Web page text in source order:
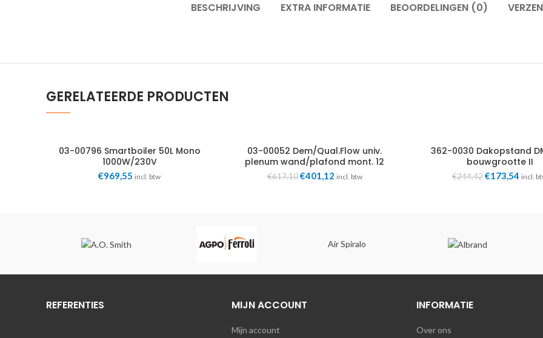
BESCHRIJVING EXTRA INFORMATIE BEOORDELINGEN (0)
GERELATEERDE PRODUCTEN
03-00796 Smartboiler 50L Mono
1000W/230V
€969,55 incl. btw
03-00052 Dem/Qual.Flow univ.
plenum wand/plafond mont. 12
aansl.
€617,10 Oorspronkelijke
€401,12Huidige
incl. btw
362-0030 Dakopstand
bouwgrootte II
€244,42 €173,54 incl.
Air Spiralo
REFERENTIES MIJN ACCOUNT
Mijn account
INFORMATIE
Over ons